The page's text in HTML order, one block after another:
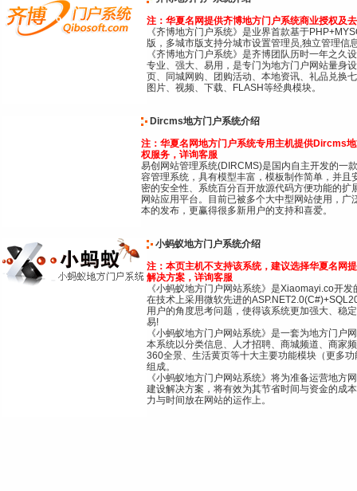
注：华夏名网提供齐博地方门户系统商业授权及
《齐博地方门户系统》是业界首款基于
版，多城市版支持分城市设置管理员,独立管理信
《齐博地方门户系统》是齐博团队历时一年之久
专业、强大、易用，是专门为地方门户网站量身
页、同城网购、团购活动、本地资讯、礼品兑换
图片、视频、下载、FLASH等经典模块。
Dircms地方门户系统介绍
注：华夏名网地方门户系统专用主机提供Dircms
权服务，详询客服
易创网站管理系统(DIRCMS)是国内自主开发的一
容管理系统，具有模型丰富，模板制作简单，并
密的安全性、系统百分百开放源代码方便功能的
网站应用平台。目前已被多个大中型网站使用，
本的发布，更赢得很多新用户的支持和喜爱。
小蚂蚁地方门户系统介绍
注：本页主机不支持该系统，建议选择华夏名网
解决方案，详询客服
《小蚂蚁地方门户网站系统》是Xiaomayi.co开
在技术上采用微软先进的
用户的角度思考问题，使得该系统更加强大、稳
易!
《小蚂蚁地方门户网站系统》是一套为地方门户
本系统以分类信息、人才招聘、商城频道、商家
360全景、生活黄页等十大主要功能模块（更多
组成。
《小蚂蚁地方门户网站系统》将为准备运营地方
建设解决方案，将有效为其节省时间与资金的成
力与时间放在网站的运作上。